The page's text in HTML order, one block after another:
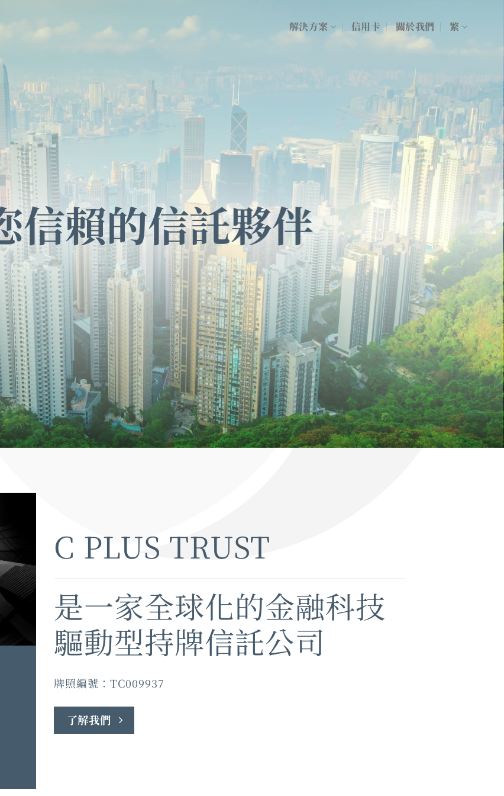
解決方案 信用卡 關於我們 繁
信賴的信託夥伴
C PLUS TRUST
是一家全球化的金融科技
驅動型持牌信託公司
牌照編號：TC009937
了解我們